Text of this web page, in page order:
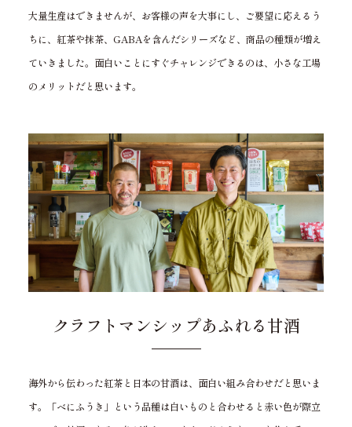
大量生産はできませんが、お客様の声を大事にし、ご要望に応えるう
ちに、紅茶や抹茶、GABAを含んだシリーズなど、商品の種類が増え
ていきました。面白いことにすぐチャレンジできるのは、小さな工場
のメリットだと思います。
クラフトマンシップあふれる甘酒
海外から伝わった紅茶と日本の甘酒は、面白い組み合わせだと思いま
す。「べにふうき」という品種は白いものと合わせると赤い色が際立